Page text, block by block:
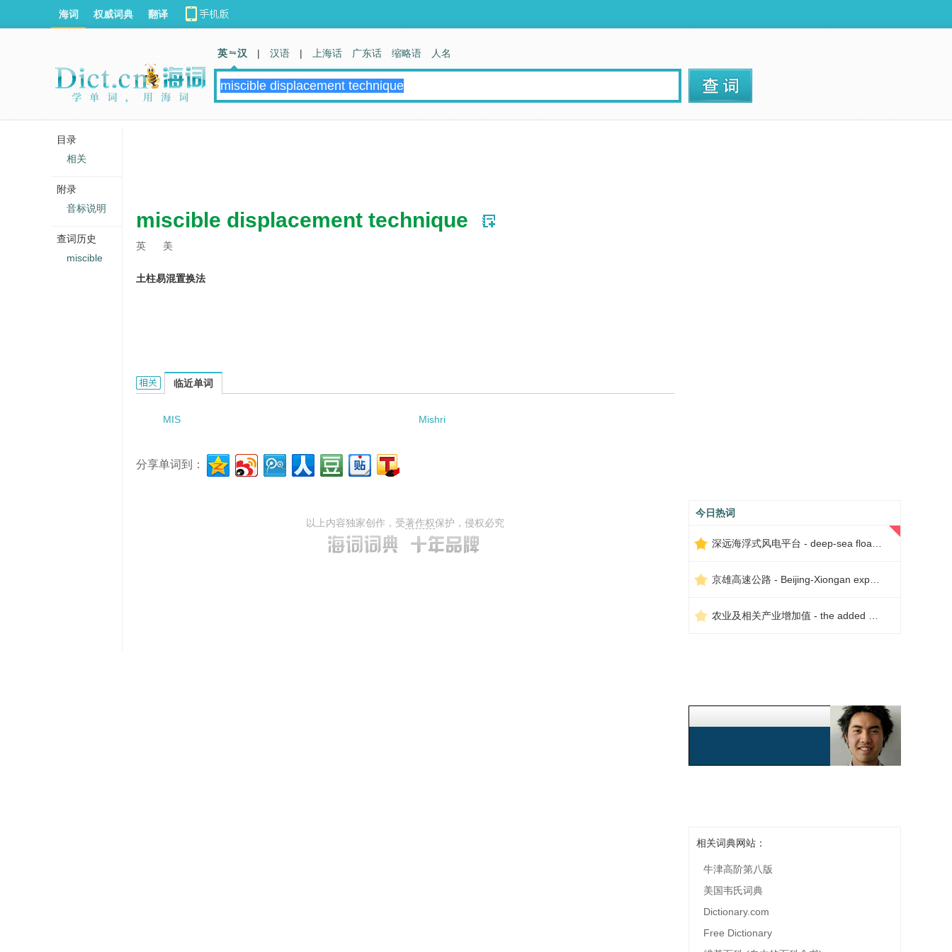
miscible displacement technique
英 美
土柱易混置换法
miscible displacement technique的相关资料：
临近单词
MIS Mishri
分享单词到：
以上内容独家创作，受著作权保护，侵权必究
今日热词
相关词典网站：
牛津高阶第八版
美国韦氏词典
Dictionary.com
Free Dictionary
海词 权威词典 翻译
英 汉 | 汉语 | 上海话 广东话 缩略语 人名
目录
相关
附录
音标说明
查词历史
miscible